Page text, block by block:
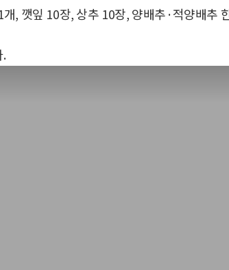
, 깻잎 10장, 상추 10장, 양배추·적양배추
.